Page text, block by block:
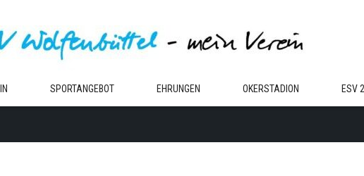
SPORTANGEBOT EHRUNGEN OKERSTADION ESV